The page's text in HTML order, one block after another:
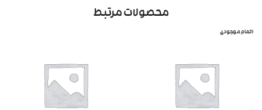
محصولات مرتبط
اتمام موجودی